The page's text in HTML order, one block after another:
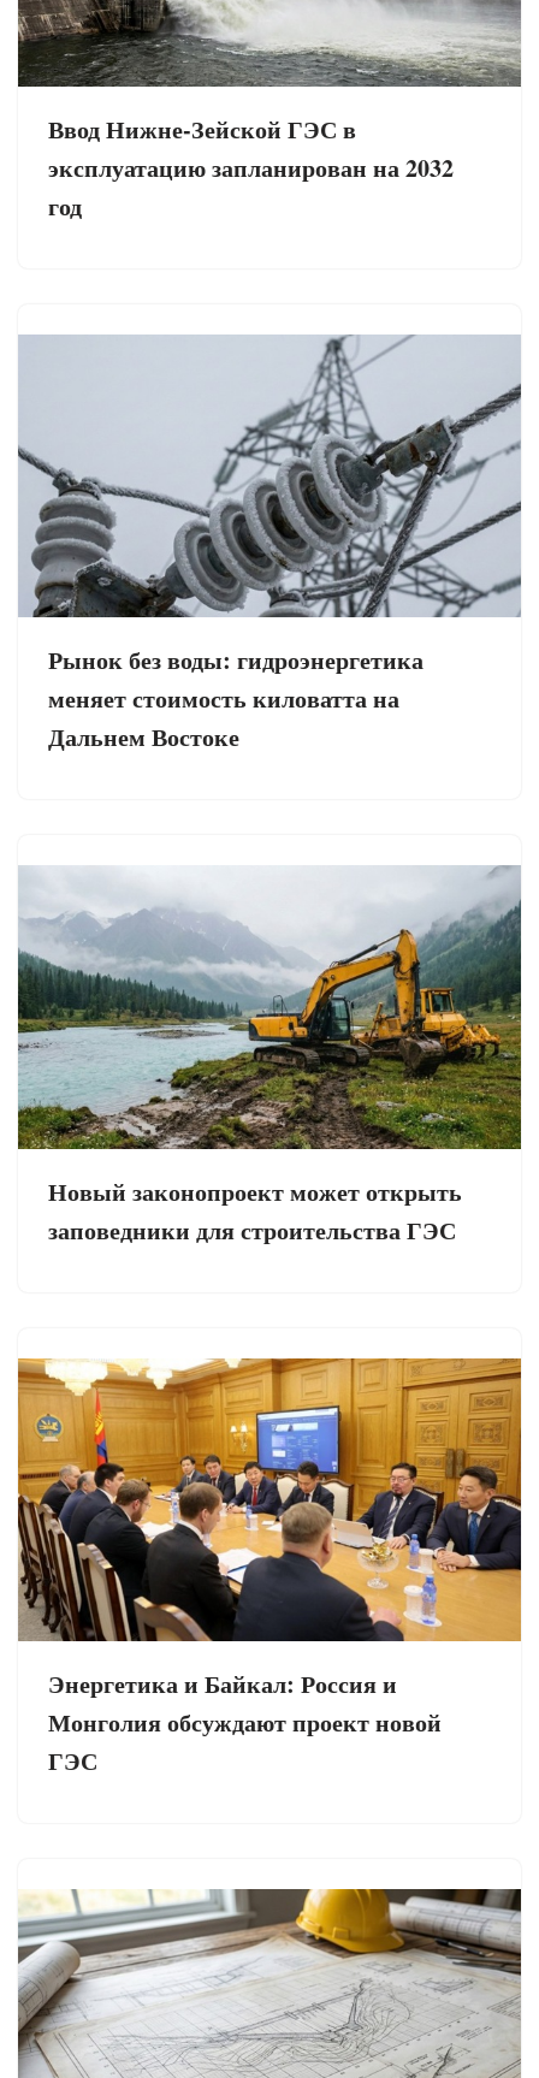
Ввод Нижне-Зейской ГЭС в
эксплуатацию запланирован на 2032
год
Рынок без воды: гидроэнергетика
меняет стоимость киловатта на
Дальнем Востоке
Новый законопроект может открыть
заповедники для строительства ГЭС
Энергетика и Байкал: Россия и
Монголия обсуждают проект новой
ГЭС